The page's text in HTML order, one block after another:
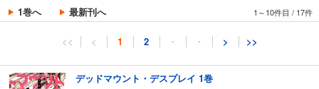
1巻へ 最新刊へ 1～10件目 / 17件
<< < 1 2 ・ ・ > >>
デッドマウント・デスプレイ 1巻